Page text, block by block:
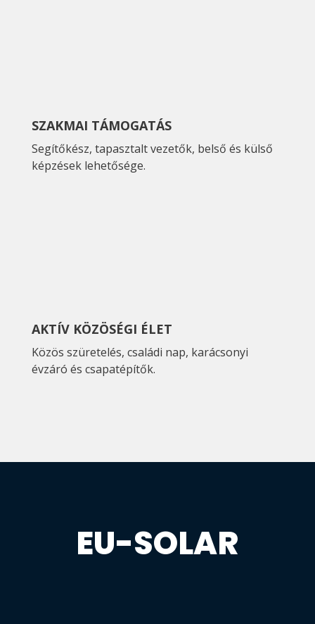
SZAKMAI TÁMOGATÁS
Segítőkész, tapasztalt vezetők, belső és külső
képzések lehetősége.
AKTÍV KÖZÖSÉGI ÉLET
Közös szüretelés, családi nap, karácsonyi
évzáró és csapatépítők.
EU-SOLAR